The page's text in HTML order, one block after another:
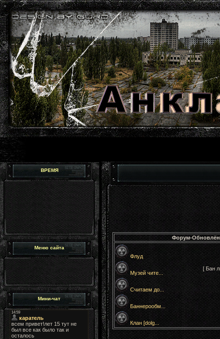
ВРЕМЯ
Меню сайта
Мини-чат
Форум-
Флуд
Музей чите...
[ Бан
Считаем до...
Баннерообм...
Клан [dolg...